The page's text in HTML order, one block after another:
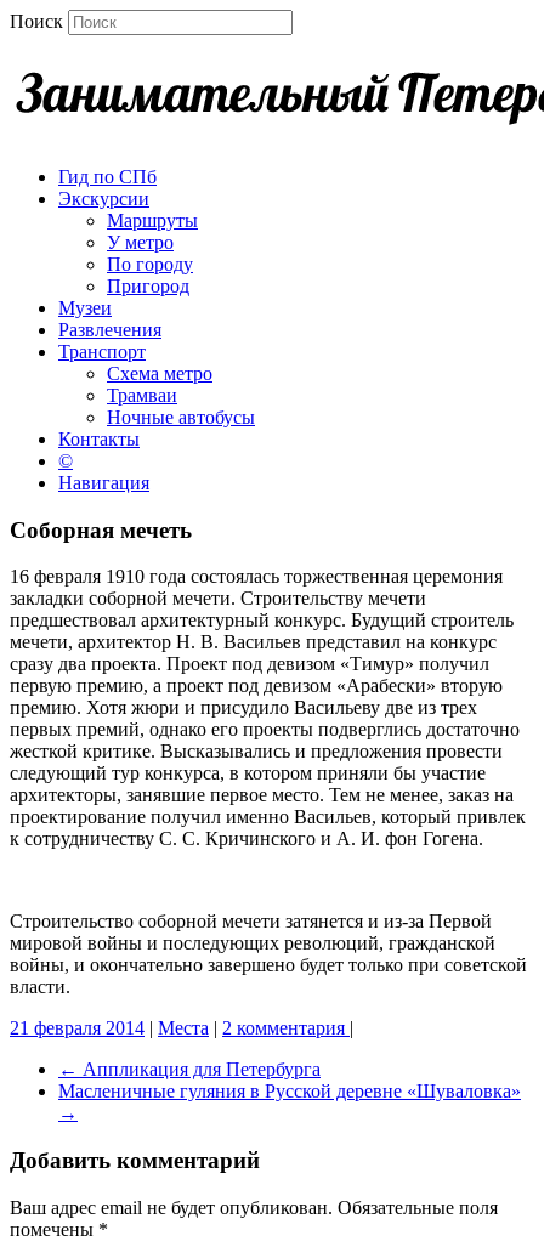
Поиск
Гид по СПб
Экскурсии
Маршруты
У метро
По городу
Пригород
Музеи
Развлечения
Транспорт
Схема метро
Трамваи
Ночные автобусы
Контакты
©
Навигация
Соборная мечеть
16 февраля 1910 года состоялась торжественная церемония
закладки соборной мечети. Строительству мечети
предшествовал архитектурный конкурс. Будущий строитель
мечети, архитектор Н. В. Васильев представил на конкурс
сразу два проекта. Проект под девизом «Тимур» получил
первую премию, а проект под девизом «Арабески» вторую
премию. Хотя жюри и присудило Васильеву две из трех
первых премий, однако его проекты подверглись достаточно
жесткой критике. Высказывались и предложения провести
следующий тур конкурса, в котором приняли бы участие
архитекторы, занявшие первое место. Тем не менее, заказ на
проектирование получил именно Васильев, который привлек
к сотрудничеству С. С. Кричинского и А. И. фон Гогена.
Строительство соборной мечети затянется и из-за Первой
мировой войны и последующих революций, гражданской
войны, и окончательно завершено будет только при советской
власти.
21 февраля 2014 | Места | 2 комментария |
← Аппликация для Петербурга
Масленичные гуляния в Русской деревне «Шуваловка»
→
Добавить комментарий
Ваш адрес email не будет опубликован. Обязательные поля
помечены *